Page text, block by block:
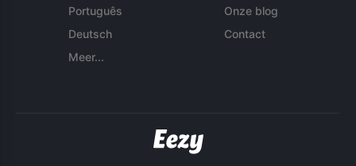
Português
Deutsch
Meer...
Onze blog
Contact